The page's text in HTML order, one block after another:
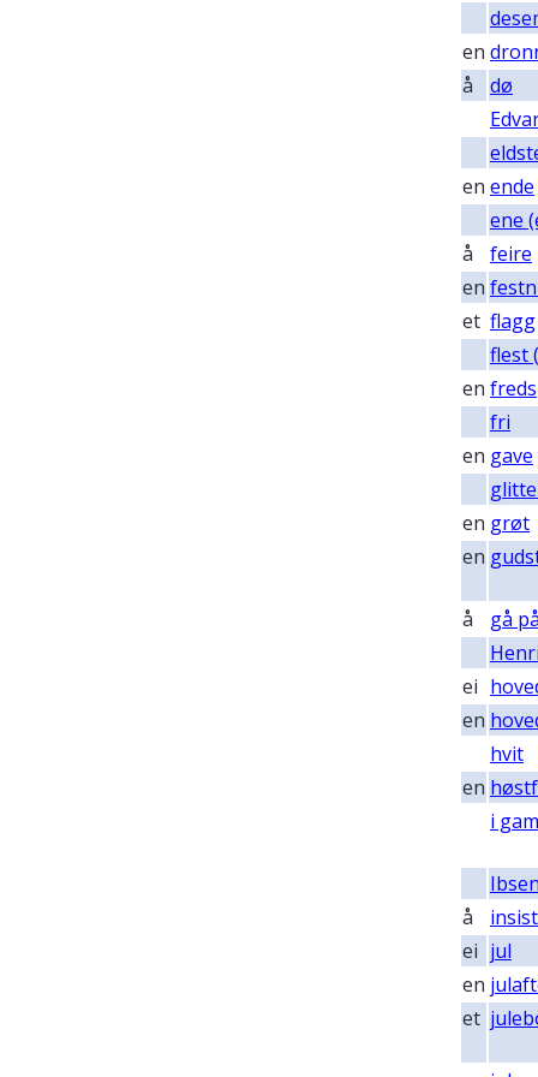
en
å
dø
en ende
ene
å
feire
en
et flagg
flest
en
fri
en gave
en grøt
en
å
gå
ei
en
hvit
en
i
å
ei jul
en
et